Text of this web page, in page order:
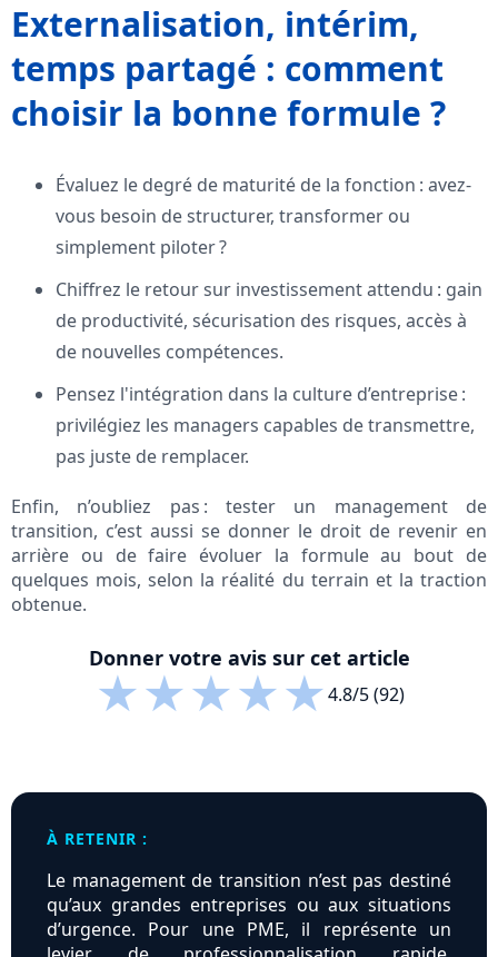
Externalisation, intérim,
temps partagé : comment
choisir la bonne formule ?
Évaluez le degré de maturité de la fonction : avez-
vous besoin de structurer, transformer ou
simplement piloter ?
Chiffrez le retour sur investissement attendu : gain
de productivité, sécurisation des risques, accès à
de nouvelles compétences.
Pensez l'intégration dans la culture d’entreprise :
privilégiez les managers capables de transmettre,
pas juste de remplacer.
Enfin, n’oubliez pas : tester un management de
transition, c’est aussi se donner le droit de revenir en
arrière ou de faire évoluer la formule au bout de
quelques mois, selon la réalité du terrain et la traction
obtenue.
Donner votre avis sur cet article
★★★★★4.8/5 (92)
À RETENIR :
Le management de transition n’est pas destiné
qu’aux grandes entreprises ou aux situations
d’urgence. Pour une PME, il représente un